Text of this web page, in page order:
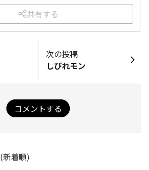
共有する
次の投稿
しびれモン
コメントする
(新着順)